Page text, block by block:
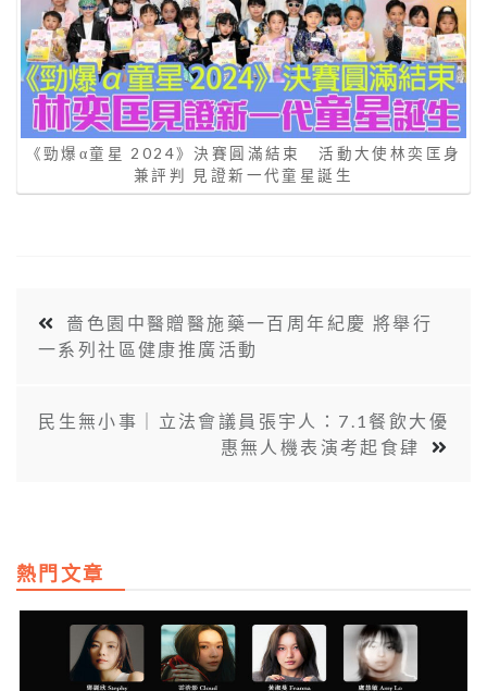
《勁爆α童星 2024》決賽圓滿結束 活動大使林奕匡身
兼評判 見證新一代童星誕生
嗇色園中醫贈醫施藥一百周年紀慶 將舉行
一系列社區健康推廣活動
民生無小事｜立法會議員張宇人：7.1餐飲大優
惠無人機表演考起食肆
熱門文章